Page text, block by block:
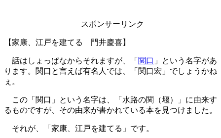
スポンサーリンク
【家康、江戸を建てる 門井慶喜】
話はしょっぱなからそれますが、「 関口 」という名字があ
ります。関口と言えば有名人では、「関口宏」でしょうかね
ぇ。
この「関口」という名字は、「水路の関（堰）」に由来す
るものですが、その由来が書かれている本を見つけました。
それが、「家康、江戸を建てる」です。